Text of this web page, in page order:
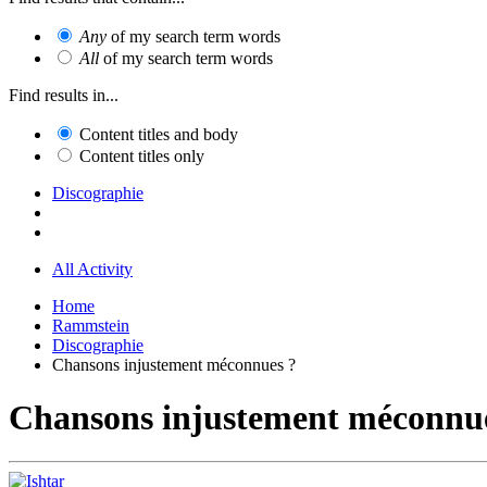
Any of my search term words
All of my search term words
Find results in...
Content titles and body
Content titles only
Discographie
All Activity
Home
Rammstein
Discographie
Chansons injustement méconnues ?
Chansons injustement